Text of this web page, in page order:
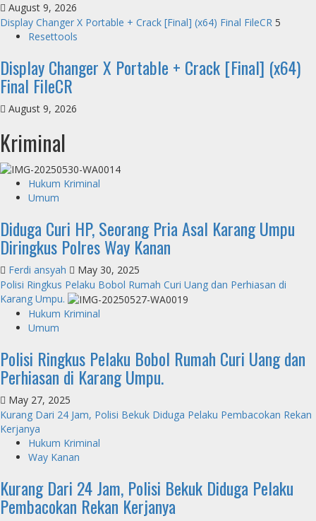
August 9, 2026
Display Changer X Portable + Crack [Final] (x64) Final FileCR 5
Resettools
Display Changer X Portable + Crack [Final] (x64)
Final FileCR
August 9, 2026
Kriminal
Hukum Kriminal
Umum
Diduga Curi HP, Seorang Pria Asal Karang Umpu
Diringkus Polres Way Kanan
Ferdi ansyah
May 30, 2025
Polisi Ringkus Pelaku Bobol Rumah Curi Uang dan Perhiasan di
Karang Umpu.
Hukum Kriminal
Umum
Polisi Ringkus Pelaku Bobol Rumah Curi Uang dan
Perhiasan di Karang Umpu.
May 27, 2025
Kurang Dari 24 Jam, Polisi Bekuk Diduga Pelaku Pembacokan Rekan
Kerjanya
Hukum Kriminal
Way Kanan
Kurang Dari 24 Jam, Polisi Bekuk Diduga Pelaku
Pembacokan Rekan Kerjanya